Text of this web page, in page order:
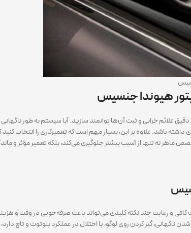
هیوندا جنسیس
علائم خرابی و ثبت آن‌ها توانمند سازید. آیا سیستم به طور
باشد. علاوه بر این، بسیار مهم است که تعمیرکاری را
نه تنها از آسیب بیشتر جلوگیری می‌کند، بلکه تعمیر مؤثر و
کافی و رعایت چند نکته کلیدی می‌تواند باعث صرفه‌جویی در وقت و
گیر کردن روی لوگو، یا اختلال در عملکرد بلوتوث و تاچ